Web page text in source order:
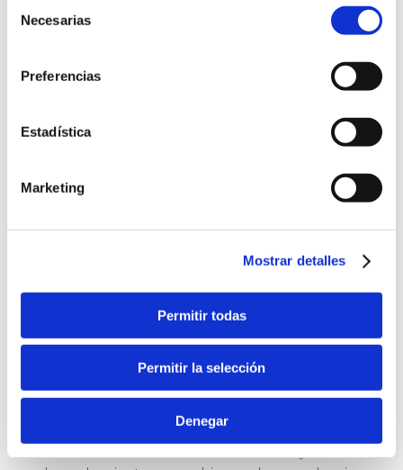
Necesarias
Preferencias
Estadística
Marketing
Mostrar detalles
Permitir todas
Permitir la selección
Denegar
6 Comments
arielza
agosto 22, 2017 a las 1:11 pm